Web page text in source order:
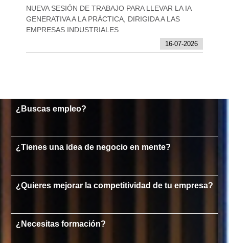
NUEVA SESIÓN DE TRABAJO PARA LLEVAR LA IA
GENERATIVA A LA PRÁCTICA, DIRIGIDA A LAS
EMPRESAS INDUSTRIALES
16-07-2026
¿Buscas empleo?
¿Tienes una idea de negocio en mente?
¿Quieres mejorar la competitividad de tu empresa?
¿Necesitas formación?